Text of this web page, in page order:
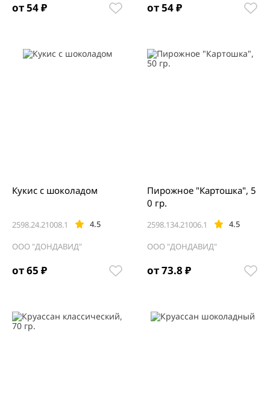
от 54 ₽ от 54 ₽
от 65 ₽
2598.24.21008.1 4.5
Кукис с шоколадом
ООО "ДОНДАВИД"
от 73.8 ₽
2598.134.21006.1 4.5
Пирожное "Картошка", 5
0 гр.
ООО "ДОНДАВИД"